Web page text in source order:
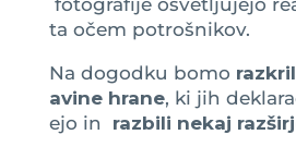
ta očem potrošnikov.
Na dogodku bomo
avine hrane, ki jih
ejo in razbili nekaj